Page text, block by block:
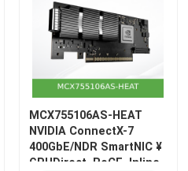
MCX755106AS-HEAT
NVIDIA ConnectX-7
400GbE/NDR SmartNIC ¥
GPUDirect, RoCE, Inline-